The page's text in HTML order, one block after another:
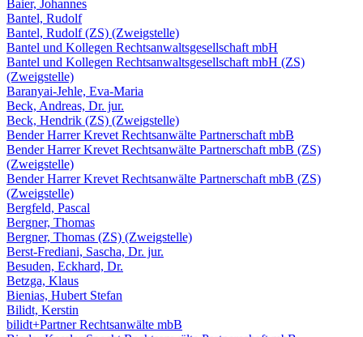
Baier, Johannes
Bantel, Rudolf
Bantel, Rudolf (ZS) (Zweigstelle)
Bantel und Kollegen Rechtsanwaltsgesellschaft mbH
Bantel und Kollegen Rechtsanwaltsgesellschaft mbH (ZS)
(Zweigstelle)
Baranyai-Jehle, Eva-Maria
Beck, Andreas, Dr. jur.
Beck, Hendrik (ZS) (Zweigstelle)
Bender Harrer Krevet Rechtsanwälte Partnerschaft mbB
Bender Harrer Krevet Rechtsanwälte Partnerschaft mbB (ZS)
(Zweigstelle)
Bender Harrer Krevet Rechtsanwälte Partnerschaft mbB (ZS)
(Zweigstelle)
Bergfeld, Pascal
Bergner, Thomas
Bergner, Thomas (ZS) (Zweigstelle)
Berst-Frediani, Sascha, Dr. jur.
Besuden, Eckhard, Dr.
Betzga, Klaus
Bienias, Hubert Stefan
Bilidt, Kerstin
bilidt+Partner Rechtsanwälte mbB